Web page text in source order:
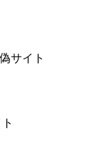
サイト